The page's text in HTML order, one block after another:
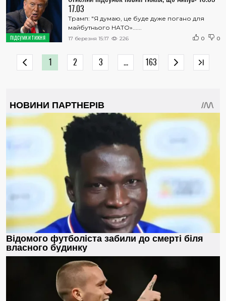
ПІДСУМКИ ТИЖНЯ
17.03
Трамп: "Я думаю, це буде дуже погано для
майбутнього НАТО»......
17 березня 15:17 226 0 0
1 2 3 ... 163